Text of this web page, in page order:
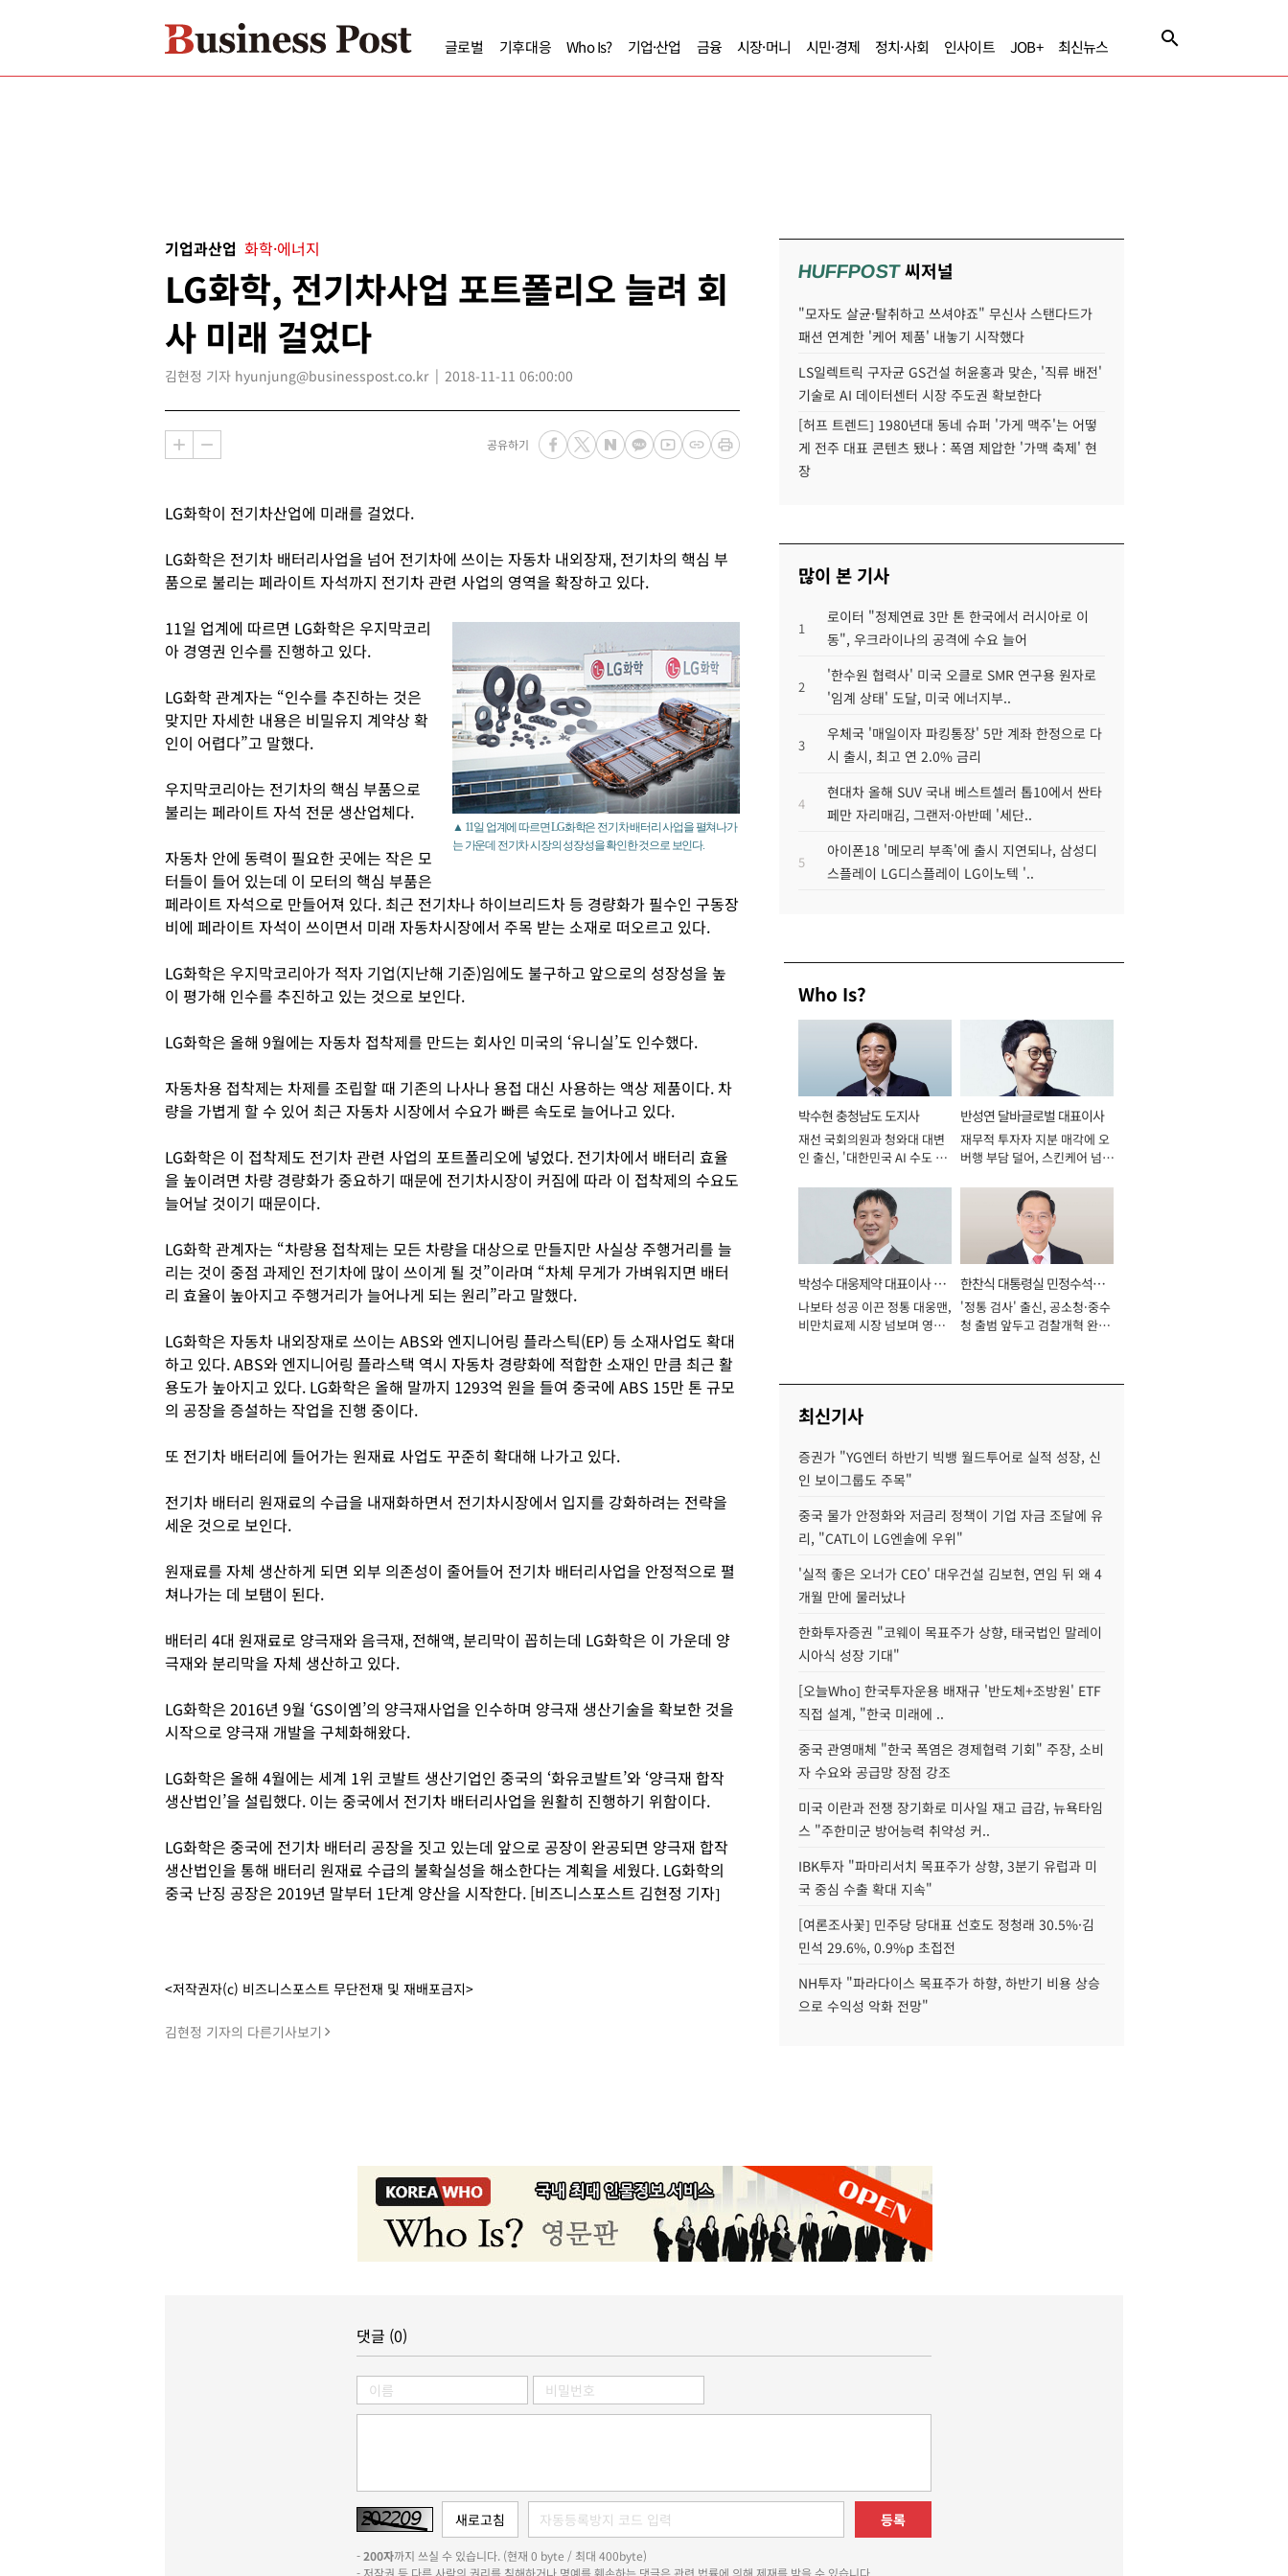
글로벌 기후대응 Who Is? 기업·산업 금융 시장·머니 시민·경제 정치·사회 인사이트 JOB+ 최신뉴스
기업과산업 화학·에너지
LG화학, 전기차사업 포트폴리오 늘려 회
사 미래 걸었다
김현정 기자 hyunjung@businesspost.co.kr 2018-11-11 06:00:00
공유하기
LG화학이 전기차산업에 미래를 걸었다.
LG화학은 전기차 배터리사업을 넘어 전기차에 쓰이는 자동차 내외장재, 전기차의 핵심 부
품으로 불리는 페라이트 자석까지 전기차 관련 사업의 영역을 확장하고 있다.
▲ 11일 업계에 따르면 LG화학은 전기차 배터리 사업을 펼쳐나가
는 가운데 전기차 시장의 성장성을 확인한 것으로 보인다.
11일 업계에 따르면 LG화학은 우지막코리
아 경영권 인수를 진행하고 있다.
LG화학 관계자는 “인수를 추진하는 것은
맞지만 자세한 내용은 비밀유지 계약상 확
인이 어렵다”고 말했다.
우지막코리아는 전기차의 핵심 부품으로
불리는 페라이트 자석 전문 생산업체다.
자동차 안에 동력이 필요한 곳에는 작은 모
터들이 들어 있는데 이 모터의 핵심 부품은
페라이트 자석으로 만들어져 있다. 최근 전기차나 하이브리드차 등 경량화가 필수인 구동장
비에 페라이트 자석이 쓰이면서 미래 자동차시장에서 주목 받는 소재로 떠오르고 있다.
LG화학은 우지막코리아가 적자 기업(지난해 기준)임에도 불구하고 앞으로의 성장성을 높
이 평가해 인수를 추진하고 있는 것으로 보인다.
LG화학은 올해 9월에는 자동차 접착제를 만드는 회사인 미국의 ‘유니실’도 인수했다.
자동차용 접착제는 차제를 조립할 때 기존의 나사나 용접 대신 사용하는 액상 제품이다. 차
량을 가볍게 할 수 있어 최근 자동차 시장에서 수요가 빠른 속도로 늘어나고 있다.
LG화학은 이 접착제도 전기차 관련 사업의 포트폴리오에 넣었다. 전기차에서 배터리 효율
을 높이려면 차량 경량화가 중요하기 때문에 전기차시장이 커짐에 따라 이 접착제의 수요도
늘어날 것이기 때문이다.
LG화학 관계자는 “차량용 접착제는 모든 차량을 대상으로 만들지만 사실상 주행거리를 늘
리는 것이 중점 과제인 전기차에 많이 쓰이게 될 것”이라며 “차체 무게가 가벼워지면 배터
리 효율이 높아지고 주행거리가 늘어나게 되는 원리”라고 말했다.
LG화학은 자동차 내외장재로 쓰이는 ABS와 엔지니어링 플라스틱(EP) 등 소재사업도 확대
하고 있다. ABS와 엔지니어링 플라스택 역시 자동차 경량화에 적합한 소재인 만큼 최근 활
용도가 높아지고 있다. LG화학은 올해 말까지 1293억 원을 들여 중국에 ABS 15만 톤 규모
의 공장을 증설하는 작업을 진행 중이다.
또 전기차 배터리에 들어가는 원재료 사업도 꾸준히 확대해 나가고 있다.
전기차 배터리 원재료의 수급을 내재화하면서 전기차시장에서 입지를 강화하려는 전략을
세운 것으로 보인다.
원재료를 자체 생산하게 되면 외부 의존성이 줄어들어 전기차 배터리사업을 안정적으로 펼
쳐나가는 데 보탬이 된다.
배터리 4대 원재료로 양극재와 음극재, 전해액, 분리막이 꼽히는데 LG화학은 이 가운데 양
극재와 분리막을 자체 생산하고 있다.
LG화학은 2016년 9월 ‘GS이엠’의 양극재사업을 인수하며 양극재 생산기술을 확보한 것을
시작으로 양극재 개발을 구체화해왔다.
LG화학은 올해 4월에는 세계 1위 코발트 생산기업인 중국의 ‘화유코발트’와 ‘양극재 합작
생산법인’을 설립했다. 이는 중국에서 전기차 배터리사업을 원활히 진행하기 위함이다.
LG화학은 중국에 전기차 배터리 공장을 짓고 있는데 앞으로 공장이 완공되면 양극재 합작
생산법인을 통해 배터리 원재료 수급의 불확실성을 해소한다는 계획을 세웠다. LG화학의
중국 난징 공장은 2019년 말부터 1단계 양산을 시작한다. [비즈니스포스트 김현정 기자]
<저작권자(c) 비즈니스포스트 무단전재 및 재배포금지>
김현정 기자의 다른기사보기
HUFFPOST씨저널
"모자도 살균·탈취하고 쓰셔야죠" 무신사 스탠다드가
패션 연계한 '케어 제품' 내놓기 시작했다
LS일렉트릭 구자균 GS건설 허윤홍과 맞손, '직류 배전'
기술로 AI 데이터센터 시장 주도권 확보한다
[허프 트렌드] 1980년대 동네 슈퍼 '가게 맥주'는 어떻
게 전주 대표 콘텐츠 됐나 : 폭염 제압한 '가맥 축제' 현
장
많이 본 기사
1
로이터 "정제연료 3만 톤 한국에서 러시아로 이
동", 우크라이나의 공격에 수요 늘어
2
'한수원 협력사' 미국 오클로 SMR 연구용 원자로
'임계 상태' 도달, 미국 에너지부..
3
우체국 '매일이자 파킹통장' 5만 계좌 한정으로 다
시 출시, 최고 연 2.0% 금리
4
현대차 올해 SUV 국내 베스트셀러 톱10에서 싼타
페만 자리매김, 그랜저·아반떼 '세단..
5
아이폰18 '메모리 부족'에 출시 지연되나, 삼성디
스플레이 LG디스플레이 LG이노텍 '..
Who Is?
박수현 충청남도 도지사
재선 국회의원과 청와대 대변
인 출신, '대한민국 AI 수도 충
반성연 달바글로벌 대표이사
재무적 투자자 지분 매각에 오
버행 부담 덜어, 스킨케어 넘어
년]
박성수 대웅제약 대표이사 사
장
나보타 성공 이끈 정통 대웅맨,
비만치료제 시장 넘보며 영업
한찬식 대통령실 민정수석비
서관
'정통 검사' 출신, 공소청·중수
청 출범 앞두고 검찰개혁 완수
최신기사
증권가 "YG엔터 하반기 빅뱅 월드투어로 실적 성장, 신
인 보이그룹도 주목"
중국 물가 안정화와 저금리 정책이 기업 자금 조달에 유
리, "CATL이 LG엔솔에 우위"
'실적 좋은 오너가 CEO' 대우건설 김보현, 연임 뒤 왜 4
개월 만에 물러났나
한화투자증권 "코웨이 목표주가 상향, 태국법인 말레이
시아식 성장 기대"
[오늘Who] 한국투자운용 배재규 '반도체+조방원' ETF
직접 설계, "한국 미래에 ..
중국 관영매체 "한국 폭염은 경제협력 기회" 주장, 소비
자 수요와 공급망 장점 강조
미국 이란과 전쟁 장기화로 미사일 재고 급감, 뉴욕타임
스 "주한미군 방어능력 취약성 커..
IBK투자 "파마리서치 목표주가 상향, 3분기 유럽과 미
국 중심 수출 확대 지속"
[여론조사꽃] 민주당 당대표 선호도 정청래 30.5%·김
민석 29.6%, 0.9%p 초접전
NH투자 "파라다이스 목표주가 하향, 하반기 비용 상승
으로 수익성 악화 전망"
댓글 (0)
등록
-200자까지 쓰실 수 있습니다. (현재 0 byte / 최대 400byte)
- 저작권 등 다른 사람의 권리를 침해하거나 명예를 훼손하는 댓글은 관련 법률에 의해 제재를 받을 수 있습니다.